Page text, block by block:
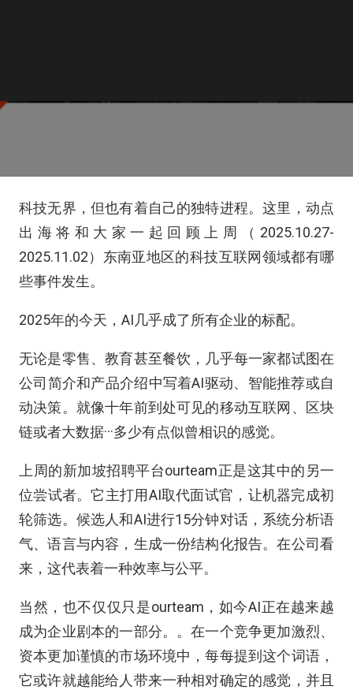
科技无界，但也有着自己的独特进程。这里，动点
出海将和大家一起回顾上周（2025.10.27-
2025.11.02）东南亚地区的科技互联网领域都有哪
些事件发生。
2025年的今天，AI几乎成了所有企业的标配。
无论是零售、教育甚至餐饮，几乎每一家都试图在
公司简介和产品介绍中写着AI驱动、智能推荐或自
动决策。就像十年前到处可见的移动互联网、区块
链或者大数据···多少有点似曾相识的感觉。
上周的新加坡招聘平台ourteam正是这其中的另一
位尝试者。它主打用AI取代面试官，让机器完成初
轮筛选。候选人和AI进行15分钟对话，系统分析语
气、语言与内容，生成一份结构化报告。在公司看
来，这代表着一种效率与公平。
当然，也不仅仅只是ourteam，如今AI正在越来越
成为企业剧本的一部分。。在一个竞争更加激烈、
资本更加谨慎的市场环境中，每每提到这个词语，
它或许就越能给人带来一种相对确定的感觉，并且